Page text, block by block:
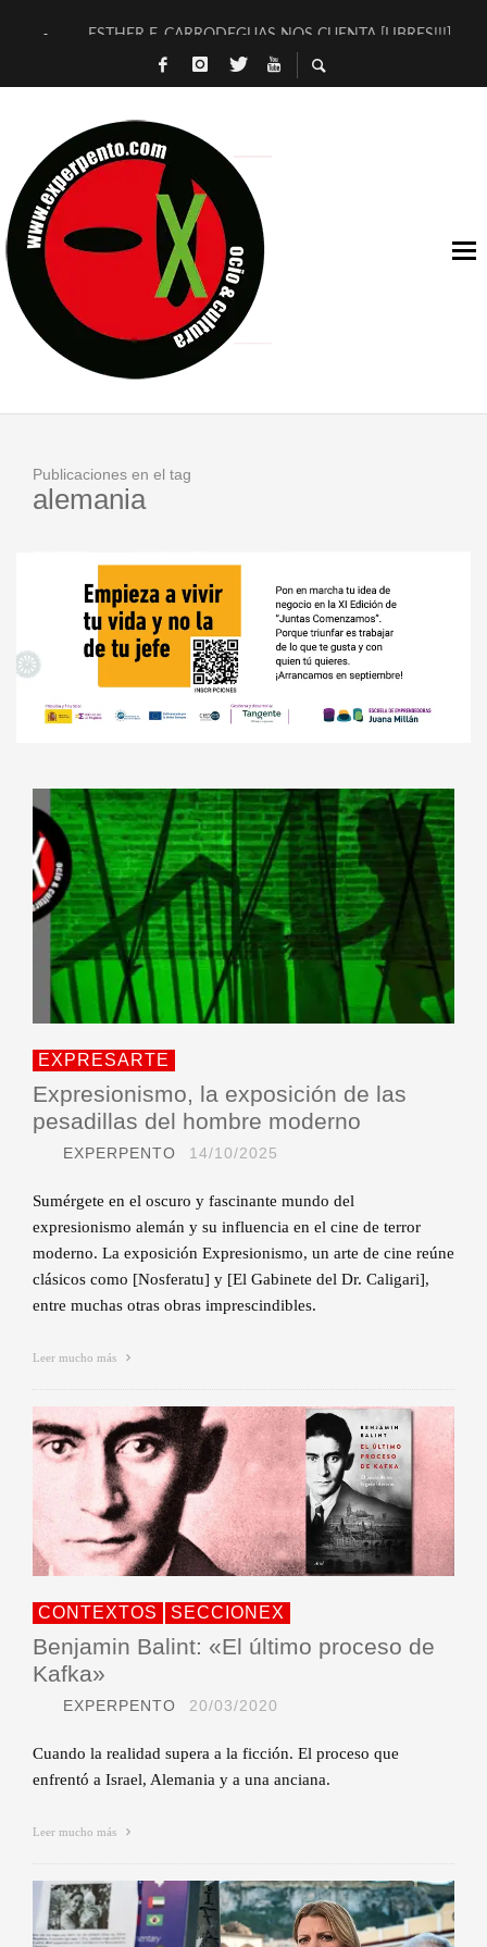
ESTHER F. CARRODEGUAS NOS CUENTA [LIBRES!!!]
[TERRA DE GUAPES] DE SANDRA MONFORT
TIMBRE 4, LA ESCUELA DEL DIRECTOR TEATRAL CLAUDIO
30 AÑOS (NO ES NADA) DE LA KATARSIS DEL TOMATAZO
MILITARES JUDÍAS EN #EXVITA
D’BALDOMEROS REINVENTAN [BITÁCORA 3.0] EN EXVITA
MARSHALL FLASH PRESENTA EN EXVITA [RELATIVA
JOFRE BARDAGÍ EN EXVITA INTERPRETANDO A SERRAT
Publicaciones en el tag
alemania
EXPRESARTE
Expresionismo, la exposición de las
pesadillas del hombre moderno
EXPERPENTO 14/10/2025
Sumérgete en el oscuro y fascinante mundo del
expresionismo alemán y su influencia en el cine de terror
moderno. La exposición Expresionismo, un arte de cine reúne
clásicos como [Nosferatu] y [El Gabinete del Dr. Caligari],
entre muchas otras obras imprescindibles.
Leer mucho más
CONTEXTOS SECCIONEX
Benjamin Balint: «El último proceso de
Kafka»
EXPERPENTO 20/03/2020
Cuando la realidad supera a la ficción. El proceso que
enfrentó a Israel, Alemania y a una anciana.
Leer mucho más